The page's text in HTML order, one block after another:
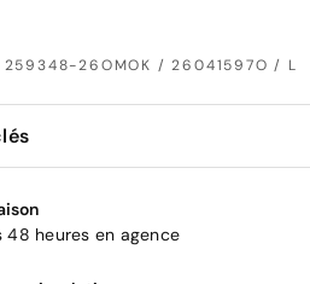
: 259348-26OMOK / 26041597O / L
48 heures en agence